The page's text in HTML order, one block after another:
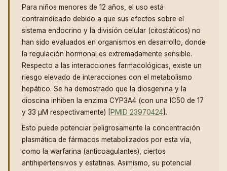
Para niños menores de 12 años, el uso está
contraindicado debido a que sus efectos sobre el
sistema endocrino y la división celular (citostáticos) no
han sido evaluados en organismos en desarrollo, donde
la regulación hormonal es extremadamente sensible.
Respecto a las interacciones farmacológicas, existe un
riesgo elevado de interacciones con el metabolismo
hepático. Se ha demostrado que la diosgenina y la
dioscina inhiben la enzima CYP3A4 (con una IC50 de 17
y 33 µM respectivamente) [PMID 23970424].
Esto puede potenciar peligrosamente la concentración
plasmática de fármacos metabolizados por esta vía,
como la warfarina (anticoagulantes), ciertos
antihipertensivos y estatinas. Asimismo, su potencial